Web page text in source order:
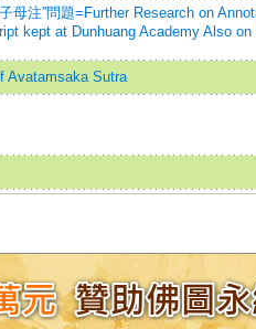
母注”問題=Further Research on
kept at Dunhuang Academy Also on
Avatamsaka Sutra